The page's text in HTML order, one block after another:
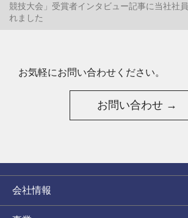
競技大会」受賞者インタビュー記事に当社社
れました
お気軽にお問い合わせください。
お問い合わせ →
会社情報